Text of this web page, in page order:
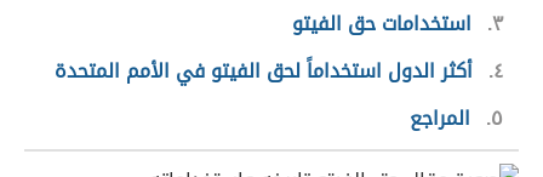
٣
استخدامات حق الفيتو
٤ أكثر الدول استخداماً لحق الفيتو في الأمم المتحدة
٥
المراجع